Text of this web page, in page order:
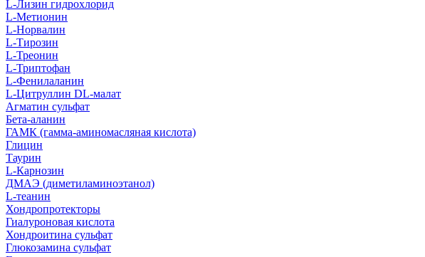
L-Лизин гидрохлорид
L-Метионин
L-Норвалин
L-Тирозин
L-Треонин
L-Триптофан
L-Фенилаланин
L-Цитруллин DL-малат
Агматин cульфат
Бета-аланин
ГАМК (гамма-аминомасляная кислота)
Глицин
Таурин
L-Карнозин
ДМАЭ (диметиламиноэтанол)
L-теанин
Хондропротекторы
Гиалуроновая кислота
Хондроитина сульфат
Глюкозамина сульфат